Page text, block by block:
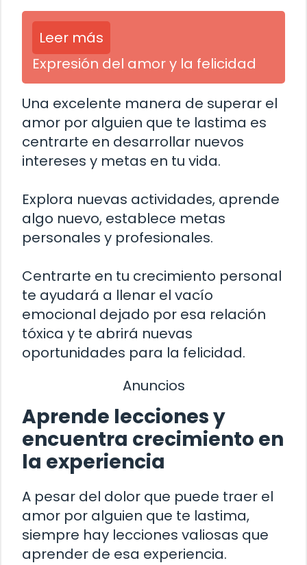
Leer más
Expresión del amor y la felicidad
Una excelente manera de superar el
amor por alguien que te lastima es
centrarte en desarrollar nuevos
intereses y metas en tu vida.
Explora nuevas actividades, aprende
algo nuevo, establece metas
personales y profesionales.
Centrarte en tu crecimiento personal
te ayudará a llenar el vacío
emocional dejado por esa relación
tóxica y te abrirá nuevas
oportunidades para la felicidad.
Anuncios
Aprende lecciones y
encuentra crecimiento en
la experiencia
A pesar del dolor que puede traer el
amor por alguien que te lastima,
siempre hay lecciones valiosas que
aprender de esa experiencia.